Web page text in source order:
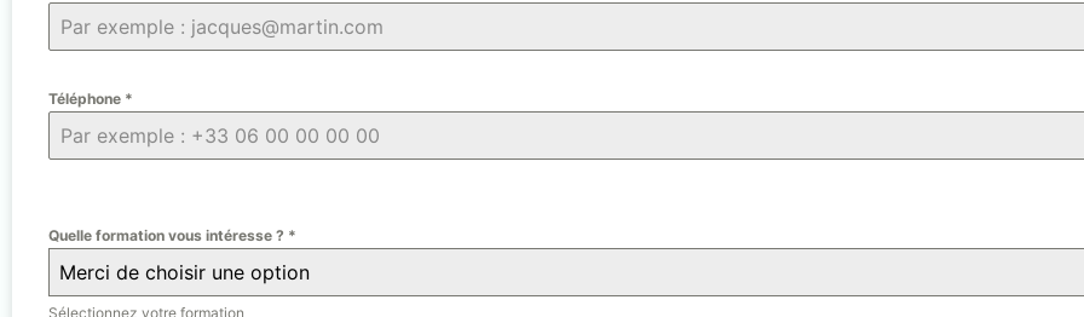
Téléphone *
Quelle formation vous intéresse ? *
Merci de choisir une option
Sélectionnez votre formation